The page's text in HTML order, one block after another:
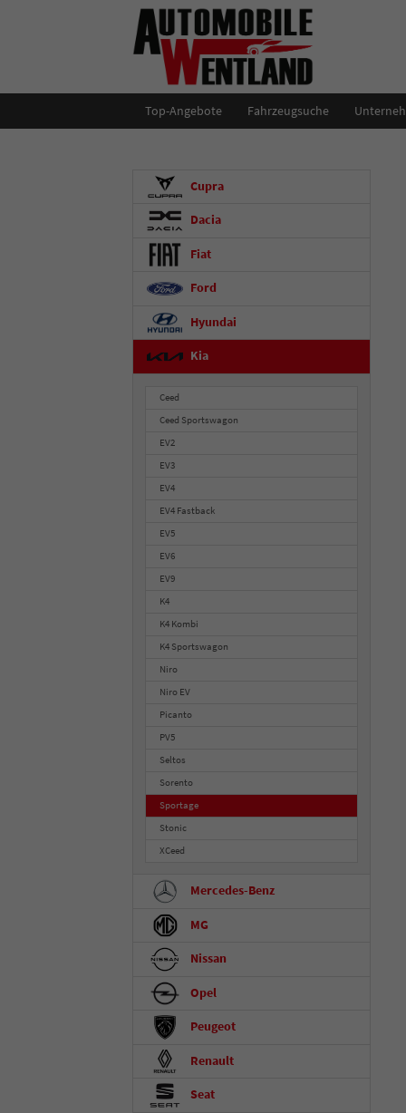
Top-Angebote Fahrzeugsuche
Cupra
Dacia
Fiat
Ford
Hyundai
Kia
Ceed
Ceed Sportswagon
EV2
EV3
EV4
EV4 Fastback
EV5
EV6
EV9
K4
K4 Kombi
K4 Sportswagon
Niro
Niro EV
Picanto
PV5
Seltos
Sorento
Sportage
Stonic
XCeed
Mercedes-Benz
MG
Nissan
Opel
Peugeot
Renault
Seat